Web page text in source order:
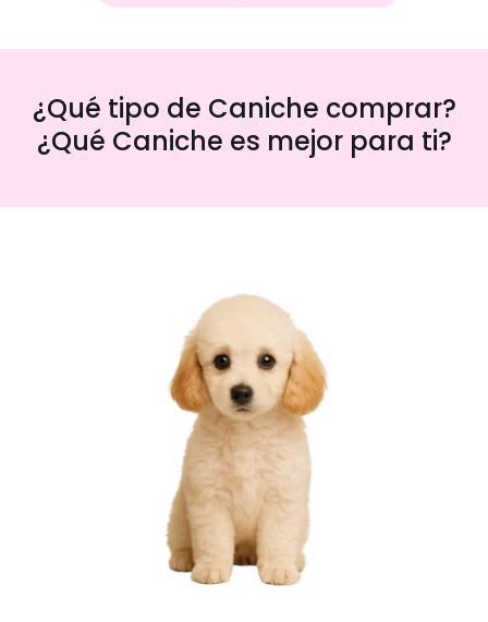
¿Qué tipo de Caniche comprar?
¿Qué Caniche es mejor para ti?